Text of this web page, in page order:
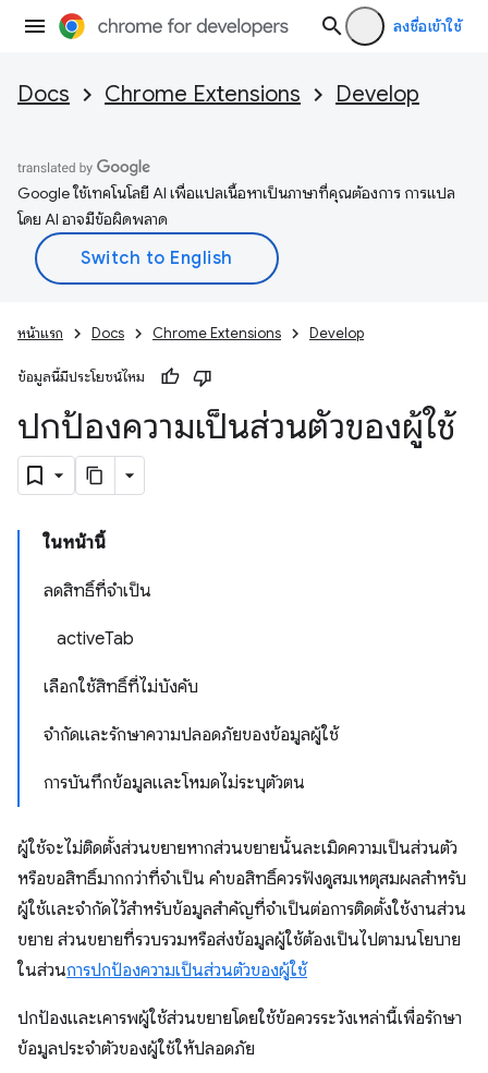
ลงชื่อเข้าใช้
Docs Chrome Extensions Develop
Google ใช้เทคโนโลยี AI เพื่อแปลเนื้อหาเป็นภาษาที่คุณต้องการ การแปล
โดย AI อาจมีข้อผิดพลาด
หน้าแรก Docs Chrome Extensions Develop
ข้อมูลนี้มีประโยชน์ไหม
ปกป้องความเป็นส่วนตัวของผู้ใช้
ในหน้านี้
ลดสิทธิ์ที่จำเป็น
activeTab
เลือกใช้สิทธิ์ที่ไม่บังคับ
จำกัดและรักษาความปลอดภัยของข้อมูลผู้ใช้
การบันทึกข้อมูลและโหมดไม่ระบุตัวตน
ผู้ใช้จะไม่ติดตั้งส่วนขยายหากส่วนขยายนั้นละเมิดความเป็นส่วนตัว
หรือขอสิทธิ์มากกว่าที่จำเป็น คำขอสิทธิ์ควรฟังดูสมเหตุสมผลสำหรับ
ผู้ใช้และจำกัดไว้สำหรับข้อมูลสำคัญที่จำเป็นต่อการติดตั้งใช้งานส่วน
ขยาย ส่วนขยายที่รวบรวมหรือส่งข้อมูลผู้ใช้ต้องเป็นไปตามนโยบาย
ในส่วนการปกป้องความเป็นส่วนตัวของผู้ใช้
ปกป้องและเคารพผู้ใช้ส่วนขยายโดยใช้ข้อควรระวังเหล่านี้เพื่อรักษา
ข้อมูลประจำตัวของผู้ใช้ให้ปลอดภัย